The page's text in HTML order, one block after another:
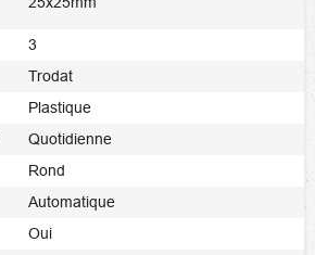
3
Trodat
Plastique
Quotidienne
Rond
Automatique
Oui